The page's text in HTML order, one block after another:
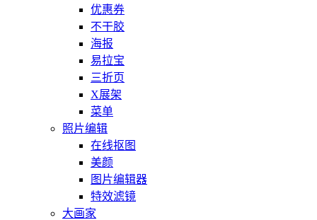
优惠券
不干胶
海报
易拉宝
三折页
X展架
菜单
照片编辑
在线抠图
美颜
图片编辑器
特效滤镜
大画家